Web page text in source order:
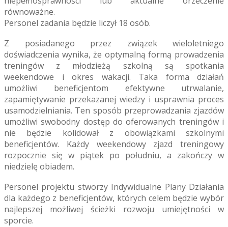
równoważne.
Personel zadania będzie liczył 18 osób.
Z posiadanego przez związek wieloletniego
doświadczenia wynika, że optymalną formą prowadzenia
treningów z młodzieżą szkolną są spotkania
weekendowe i okres wakacji. Taka forma działań
umożliwi beneficjentom efektywne utrwalanie,
zapamiętywanie przekazanej wiedzy i usprawnia proces
usamodzielniania. Ten sposób przeprowadzania zjazdów
umożliwi swobodny dostęp do oferowanych treningów i
nie będzie kolidował z obowiązkami szkolnymi
beneficjentów. Każdy weekendowy zjazd treningowy
rozpocznie się w piątek po południu, a zakończy w
niedzielę obiadem.
Personel projektu stworzy Indywidualne Plany Działania
dla każdego z beneficjentów, których celem będzie wybór
najlepszej możliwej ścieżki rozwoju umiejętności w
sporcie.